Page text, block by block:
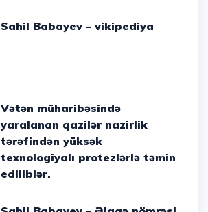
Sahil Babayev – vikipediya
Vətən müharibəsində
yaralanan qazilər nazirlik
tərəfindən yüksək
texnologiyalı protezlərlə təmin
ediliblər.